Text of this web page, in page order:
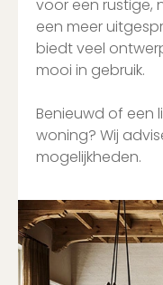
voor een rustige,
een meer
biedt veel
mooi in gebruik.
Benieuwd of een
woning? Wij
mogelijkheden.